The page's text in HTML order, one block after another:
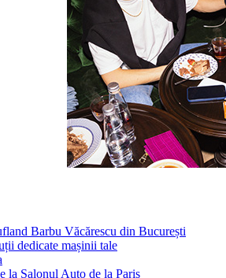
Barbu Văcărescu din București
dedicate mașinii tale
la Salonul Auto de la Paris